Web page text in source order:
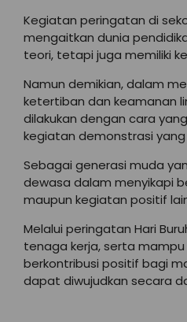
Kegiatan peringatan di
mengaitkan dunia
teori, tetapi juga memiliki
Namun demikian, dalam
ketertiban dan keamanan
dilakukan dengan cara
kegiatan demonstrasi
Sebagai generasi muda
dewasa dalam menyikapi
maupun kegiatan positif
Melalui peringatan Hari
tenaga kerja, serta mampu
berkontribusi positif bagi
dapat diwujudkan secara